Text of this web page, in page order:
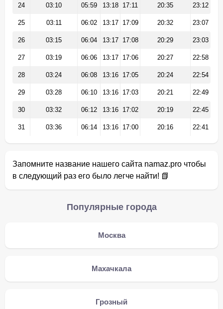
24 03:10 05:59 13:18 17:11 20:35 23:12
25 03:11 06:02 13:17 17:09 20:32 23:07
26 03:15 06:04 13:17 17:08 20:29 23:03
27 03:19 06:06 13:17 17:06 20:27 22:58
28 03:24 06:08 13:16 17:05 20:24 22:54
29 03:28 06:10 13:16 17:03 20:21 22:49
30 03:32 06:12 13:16 17:02 20:19 22:45
31 03:36 06:14 13:16 17:00 20:16 22:41
Запомните название нашего сайта namaz.pro чтобы
в следующий раз его было легче найти! 📗
Популярные города
Москва
Махачкала
Грозный